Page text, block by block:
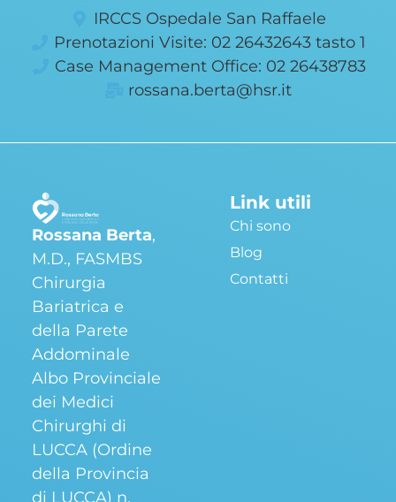
IRCCS Ospedale San Raffaele
Prenotazioni Visite: 02 26432643 tasto 1
Case Management Office: 02 26438783
rossana.berta@hsr.it
Rossana Berta,
M.D., FASMBS
Chirurgia
Bariatrica e
della Parete
Addominale
Albo Provinciale
dei Medici
Chirurghi di
LUCCA (Ordine
della Provincia
di LUCCA) n.
Link utili
Chi sono
Blog
Contatti